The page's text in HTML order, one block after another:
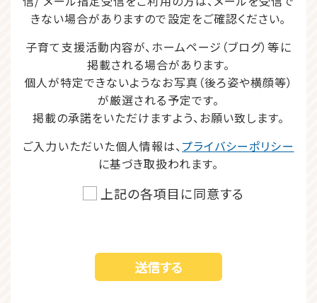
きない場合がありますので設定をご確認ください｡
子育て支援活動内容が、ホームページ（ブログ）等に
掲載される場合があります。
個人が特定できないようなお写真（後ろ姿や横顔等）
が厳選される予定です。
掲載の承諾をいただけますよう、お願い致します。
ご入力いただいた個人情報は、プライバシーポリシー
に基づき取扱われます。
上記の各項目に同意する